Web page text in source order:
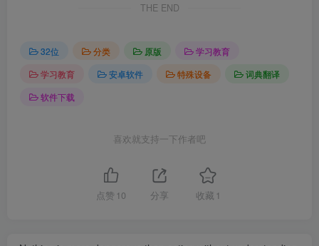
THE END
32位 分类 原版
学习教育
学习教育
安卓软件 特殊设备
词典翻译
软件下载
喜欢就支持一下作者吧
点赞 10 分享 收藏 1